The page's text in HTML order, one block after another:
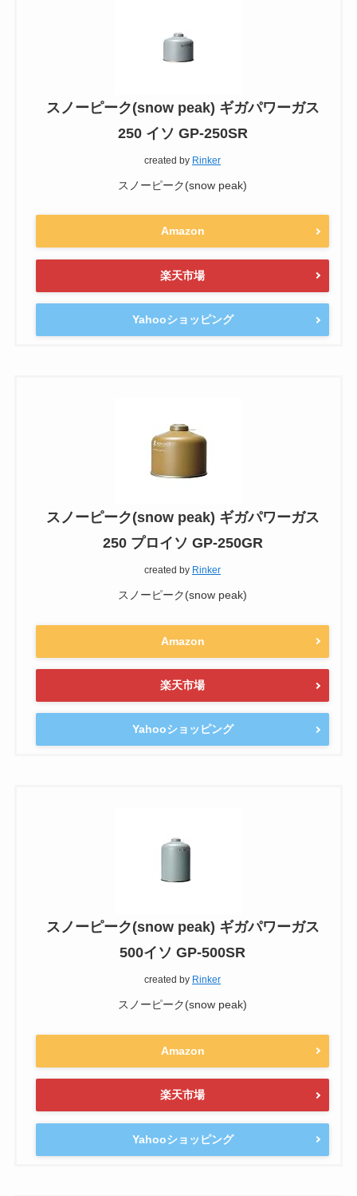
スノーピーク(snow peak) ギガパワーガス
250 イソ GP-250SR
created by Rinker
スノーピーク(snow peak)
Amazon
楽天市場
Yahooショッピング
スノーピーク(snow peak) ギガパワーガス
250 プロイソ GP-250GR
created by Rinker
スノーピーク(snow peak)
Amazon
楽天市場
Yahooショッピング
スノーピーク(snow peak) ギガパワーガス
500イソ GP-500SR
created by Rinker
スノーピーク(snow peak)
Amazon
楽天市場
Yahooショッピング